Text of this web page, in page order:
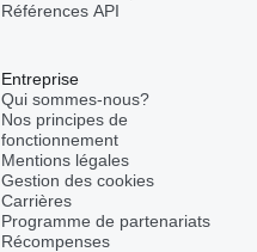
Références API
Entreprise
Qui sommes-nous?
Nos principes de
fonctionnement
Mentions légales
Gestion des cookies
Carrières
Programme de partenariats
Récompenses